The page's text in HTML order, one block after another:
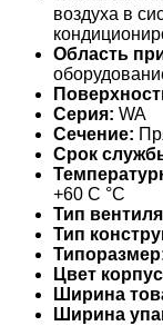
воздуха в
Область
Серия: WA
Сечение:
Срок
+60 С °С
Тип
Тип
Цвет
Ширина
Ширина